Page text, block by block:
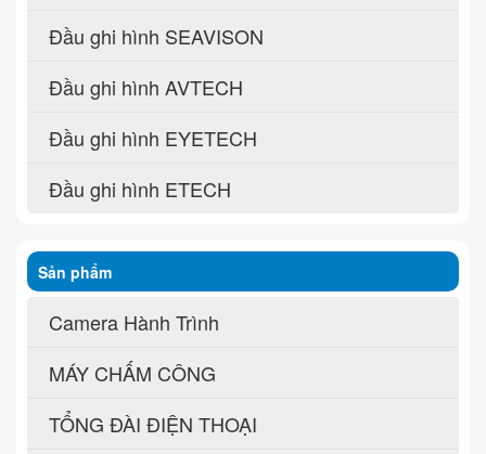
Đầu ghi hình SEAVISON
Đầu ghi hình AVTECH
Đầu ghi hình EYETECH
Đầu ghi hình ETECH
Sản phẩm
Camera Hành Trình
MÁY CHẤM CÔNG
TỔNG ĐÀI ĐIỆN THOẠI